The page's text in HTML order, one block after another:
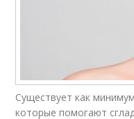
Существует как
которые помогают